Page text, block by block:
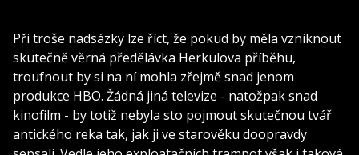
Při troše nadsázky lze říct, že pokud by měla vzniknout
skutečně věrná předělávka Herkulova příběhu,
troufnout by si na ní mohla zřejmě snad jenom
produkce HBO. Žádná jiná televize - natožpak snad
kinofilm - by totiž nebyla sto pojmout skutečnou tvář
antického reka tak, jak ji ve starověku doopravdy